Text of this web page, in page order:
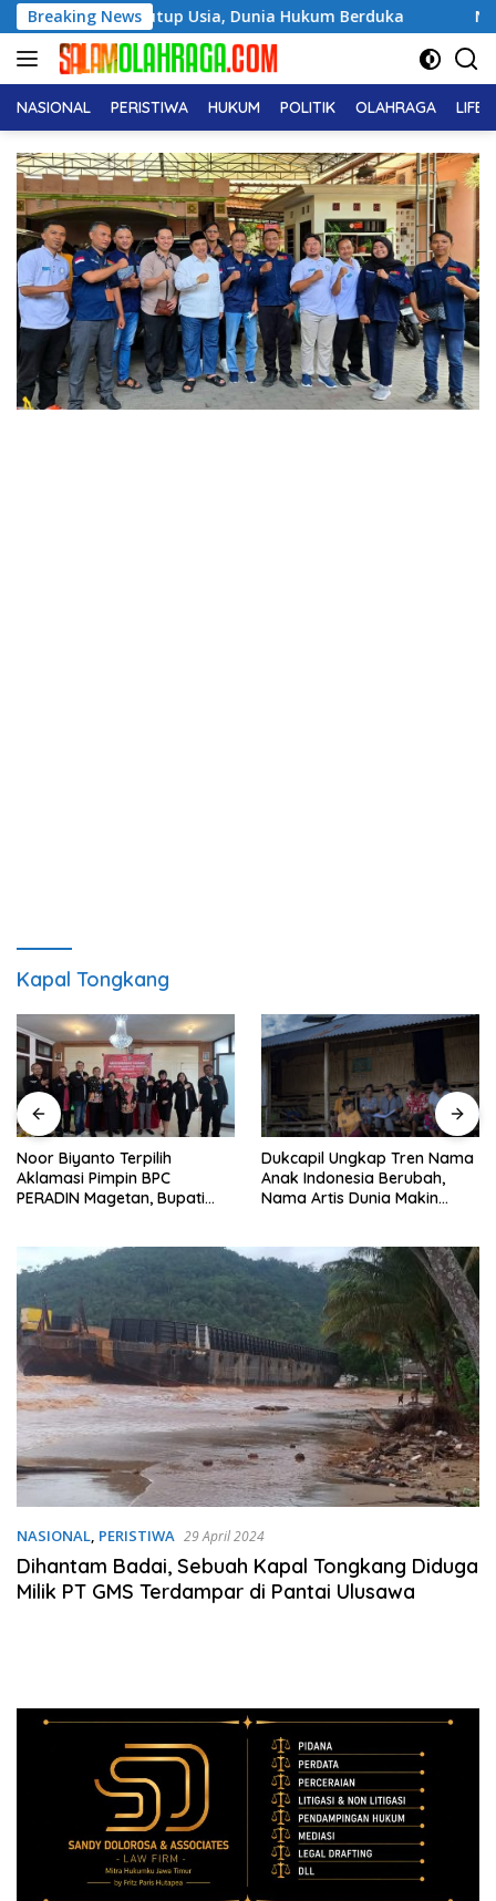
Langsung
ke
konten
Breaking News
Tutup Usia, Dunia Hukum Berduka Noor Biyanto
NASIONAL PERISTIWA HUKUM POLITIK OLAHRAGA
Kapal Tongkang
Noor Biyanto Terpilih
Aklamasi Pimpin BPC
PERADIN Magetan, Bupati
Dukcapil Ungkap Tren Nama
Anak Indonesia Berubah,
Nama Artis Dunia Makin
NASIONAL, PERISTIWA 29 April 2024
Dihantam Badai, Sebuah Kapal Tongkang Diduga
Milik PT GMS Terdampar di Pantai Ulusawa